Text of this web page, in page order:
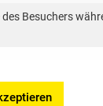
zu
Besuchers